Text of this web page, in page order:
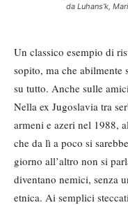
da Luhans’k,
Un classico esempio di
sopito, ma che abilmente
su tutto. Anche sulle
Nella ex Jugoslavia tra
armeni e azeri nel 1988,
che da lì a poco si
giorno all’altro non si
diventano nemici, senza
etnica. Ai semplici